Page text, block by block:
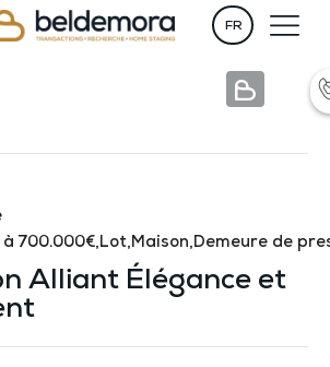
FR
700.000€, Lot, Maison, Demeure de
Alliant Élégance et